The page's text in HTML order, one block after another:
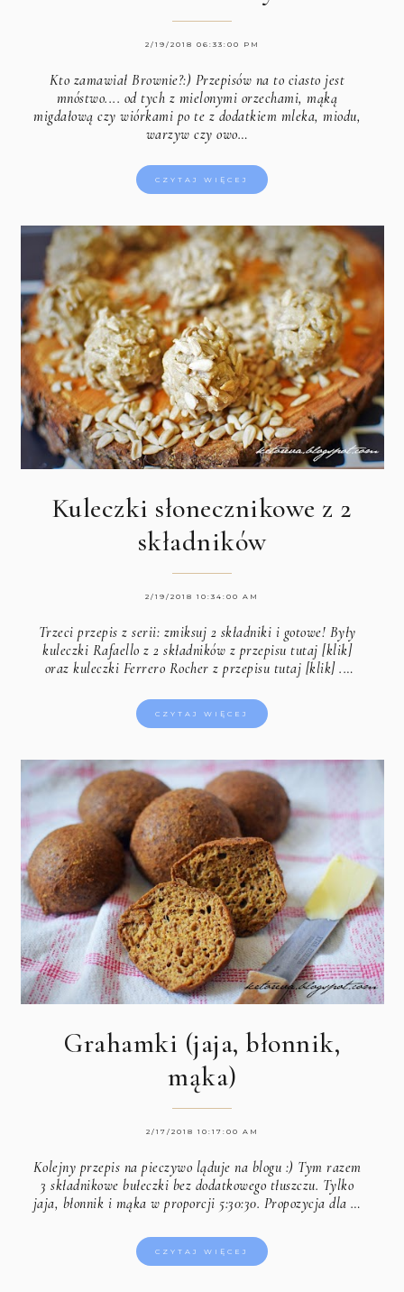
2/19/2018 06:33:00 PM
Kto zamawiał Brownie?:) Przepisów na to ciasto jest
mnóstwo.... od tych z mielonymi orzechami, mąką
migdałową czy wiórkami po te z dodatkiem mleka, miodu,
warzyw czy owo…
CZYTAJ WIĘCEJ
Kuleczki słonecznikowe z 2
składników
2/19/2018 10:34:00 AM
Trzeci przepis z serii: zmiksuj 2 składniki i gotowe! Były
kuleczki Rafaello z 2 składników z przepisu tutaj [klik]
oraz kuleczki Ferrero Rocher z przepisu tutaj [klik].…
CZYTAJ WIĘCEJ
Grahamki (jaja, błonnik,
mąka)
2/17/2018 10:17:00 AM
Kolejny przepis na pieczywo ląduje na blogu :) Tym razem
3 składnikowe bułeczki bez dodatkowego tłuszczu. Tylko
jaja, błonnik i mąka w proporcji 5:30:30. Propozycja dla …
CZYTAJ WIĘCEJ